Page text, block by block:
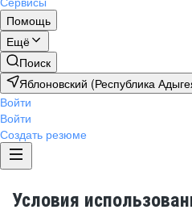
Помощь
Ещё
Поиск
Яблоновский (Республика
Войти
Войти
Создать резюме
Условия